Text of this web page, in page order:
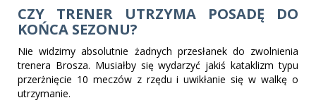
CZY TRENER UTRZYMA POSADĘ DO
KOŃCA SEZONU?
Nie widzimy absolutnie żadnych przesłanek do zwolnienia
trenera Brosza. Musiałby się wydarzyć jakiś kataklizm typu
przerżnięcie 10 meczów z rzędu i uwikłanie się w walkę o
utrzymanie.